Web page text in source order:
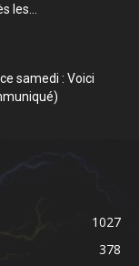
les...
samedi : Voici
1027
378